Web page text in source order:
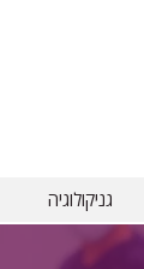
גניקולוגיה